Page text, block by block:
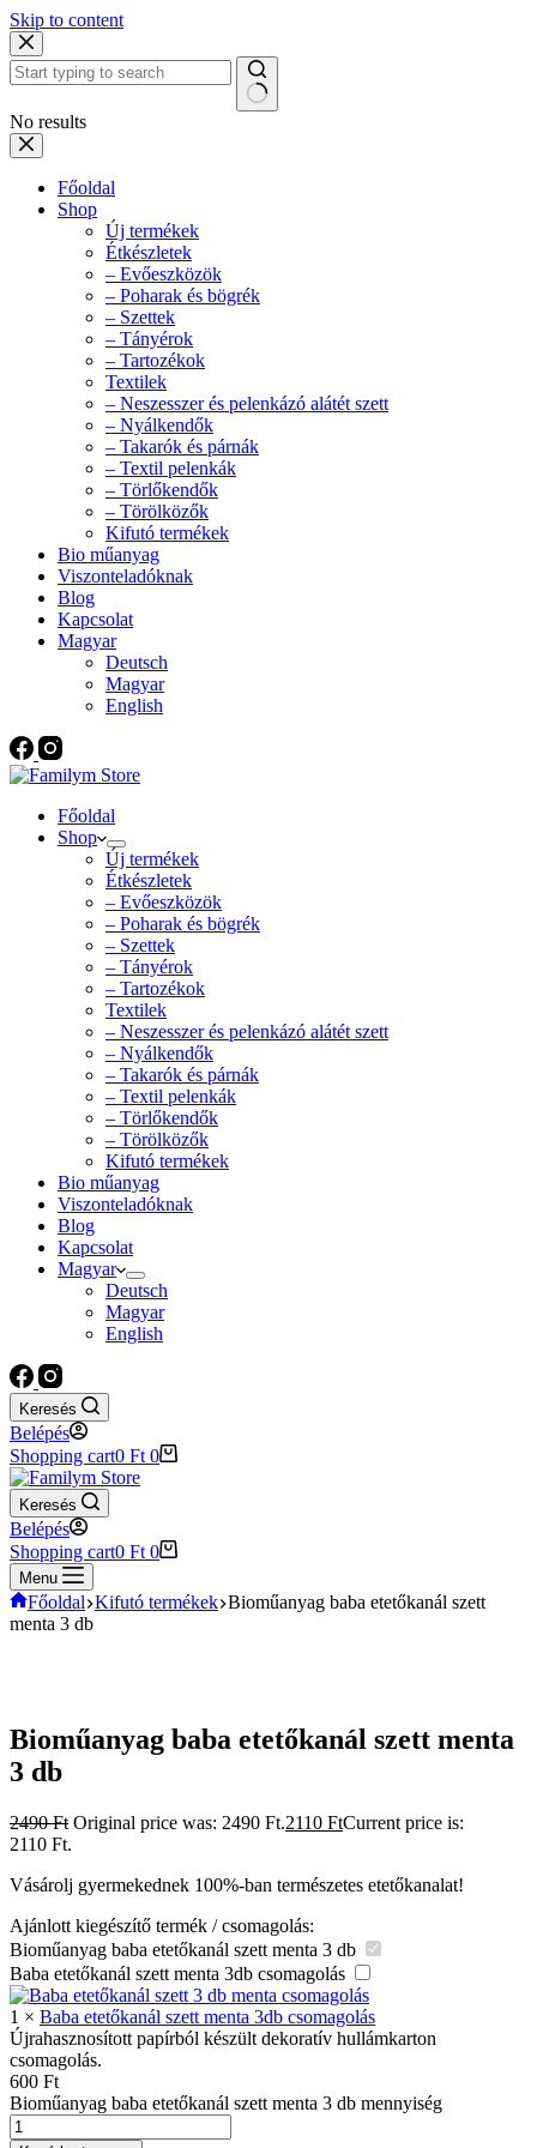
Skip to content
No results
Főoldal
Shop
Új termékek
Étkészletek
– Evőeszközök
– Poharak és bögrék
– Szettek
– Tányérok
– Tartozékok
Textilek
– Neszesszer és pelenkázó alátét szett
– Nyálkendők
– Takarók és párnák
– Textil pelenkák
– Törlőkendők
– Törölközők
Kifutó termékek
Bio műanyag
Viszonteladóknak
Blog
Kapcsolat
Magyar
Deutsch
Magyar
English
Főoldal
Shop
Új termékek
Étkészletek
– Evőeszközök
– Poharak és bögrék
– Szettek
– Tányérok
– Tartozékok
Textilek
– Neszesszer és pelenkázó alátét szett
– Nyálkendők
– Takarók és párnák
– Textil pelenkák
– Törlőkendők
– Törölközők
Kifutó termékek
Bio műanyag
Viszonteladóknak
Blog
Kapcsolat
Magyar
Deutsch
Magyar
English
Keresés
Belépés
Shopping cart0 Ft 0
Keresés
Belépés
Shopping cart0 Ft 0
Menu
Főoldal Kifutó termékek Bioműanyag baba etetőkanál szett
menta 3 db
Bioműanyag baba etetőkanál szett menta
3 db
2490Ft Original price was: 2490 Ft.2110 FtCurrent price is:
2110 Ft.
Vásárolj gyermekednek 100%-ban természetes etetőkanalat!
Ajánlott kiegészítő termék / csomagolás:
Bioműanyag baba etetőkanál szett menta 3 db
Baba etetőkanál szett menta 3db csomagolás
1 × Baba etetőkanál szett menta 3db csomagolás
Újrahasznosított papírból készült dekoratív hullámkarton
csomagolás.
600 Ft
Bioműanyag baba etetőkanál szett menta 3 db mennyiség